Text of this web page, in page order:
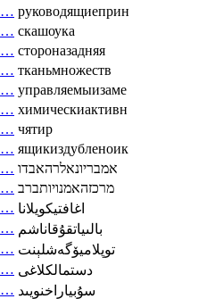
… руководящиеприн
… скашоука
… стороназадняя
… тканьмножеств
… управляемыизаме
… химическиактивн
… чятир
… ящикиздубленоик
… אמבריונאלרהאבדו
… מרכזהאמנויותברב
… اغافتيكويلانا
… بالىياتقۇقاناشم
… توپلاميۆگەشلېنت
… دستمالکلاغی
… سۇبياراخنويىد